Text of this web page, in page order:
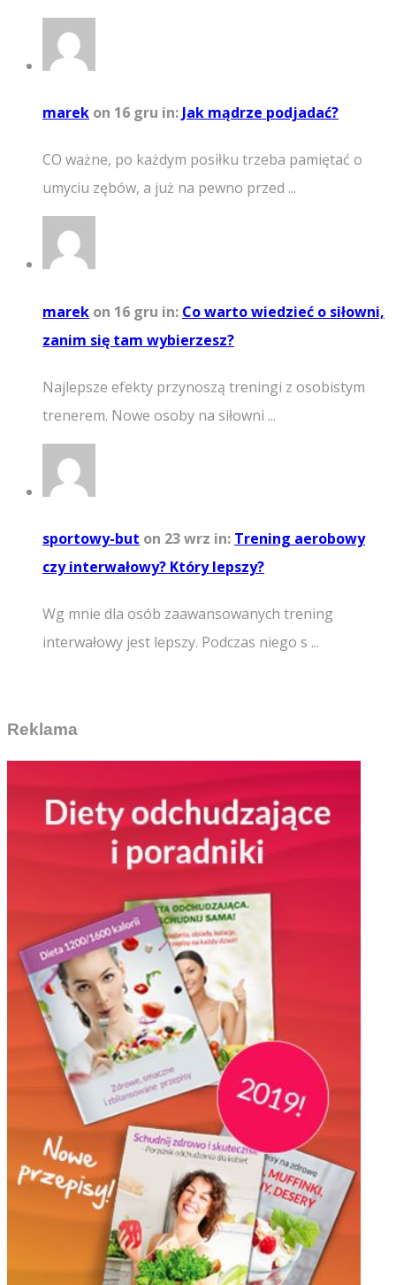
marek on 16 gru in: Jak mądrze podjadać?
CO ważne, po każdym posiłku trzeba pamiętać o
umyciu zębów, a już na pewno przed ...
marek on 16 gru in: Co warto wiedzieć o siłowni,
zanim się tam wybierzesz?
Najlepsze efekty przynoszą treningi z osobistym
trenerem. Nowe osoby na siłowni ...
sportowy-but on 23 wrz in: Trening aerobowy
czy interwałowy? Który lepszy?
Wg mnie dla osób zaawansowanych trening
interwałowy jest lepszy. Podczas niego s ...
Reklama